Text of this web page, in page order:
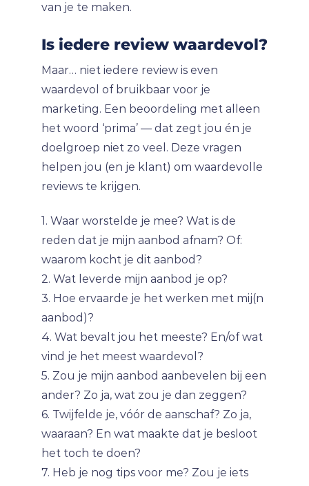
van je te maken.
Is iedere review waardevol?
Maar… niet iedere review is even
waardevol of bruikbaar voor je
marketing. Een beoordeling met alleen
het woord ‘prima’ — dat zegt jou én je
doelgroep niet zo veel. Deze vragen
helpen jou (en je klant) om waardevolle
reviews te krijgen.
1. Waar worstelde je mee? Wat is de
reden dat je mijn aanbod afnam? Of:
waarom kocht je dit aanbod?
2. Wat leverde mijn aanbod je op?
3. Hoe ervaarde je het werken met mij(n
aanbod)?
4. Wat bevalt jou het meeste? En/of wat
vind je het meest waardevol?
5. Zou je mijn aanbod aanbevelen bij een
ander? Zo ja, wat zou je dan zeggen?
6. Twijfelde je, vóór de aanschaf? Zo ja,
waaraan? En wat maakte dat je besloot
het toch te doen?
7. Heb je nog tips voor me? Zou je iets